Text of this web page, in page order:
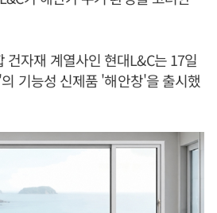
건자재 계열사인 현대L&C는 17일
기능성 신제품 '해안창'을 출시했